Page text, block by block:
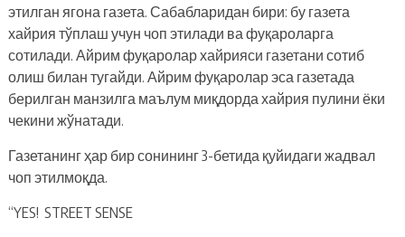
этилган ягона газета. Сабабларидан бири: бу газета
хайрия тўплаш учун чоп этилади ва фуқароларга
сотилади. Айрим фуқаролар хайрияси газетани сотиб
олиш билан тугайди. Айрим фуқаролар эса газетада
берилган манзилга маълум миқдорда хайрия пулини ёки
чекини жўнатади.
Газетанинг ҳар бир сонининг 3-бетида қуйидаги жадвал
чоп этилмоқда.
“YES! STREET SENSE